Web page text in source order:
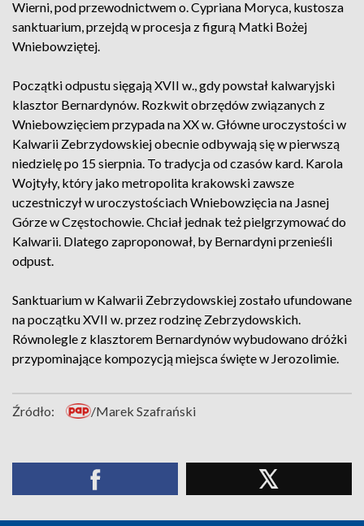
Wierni, pod przewodnictwem o. Cypriana Moryca, kustosza
sanktuarium, przejdą w procesja z figurą Matki Bożej
Wniebowziętej.
Początki odpustu sięgają XVII w., gdy powstał kalwaryjski
klasztor Bernardynów. Rozkwit obrzędów związanych z
Wniebowzięciem przypada na XX w. Główne uroczystości w
Kalwarii Zebrzydowskiej obecnie odbywają się w pierwszą
niedzielę po 15 sierpnia. To tradycja od czasów kard. Karola
Wojtyły, który jako metropolita krakowski zawsze
uczestniczył w uroczystościach Wniebowzięcia na Jasnej
Górze w Częstochowie. Chciał jednak też pielgrzymować do
Kalwarii. Dlatego zaproponował, by Bernardyni przenieśli
odpust.
Sanktuarium w Kalwarii Zebrzydowskiej zostało ufundowane
na początku XVII w. przez rodzinę Zebrzydowskich.
Równolegle z klasztorem Bernardynów wybudowano dróżki
przypominające kompozycją miejsca święte w Jerozolimie.
Źródło: /Marek Szafrański